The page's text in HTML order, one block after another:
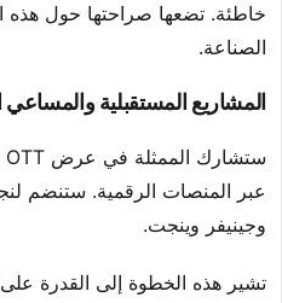
خاطئة. تضعها صراحتها حول هذه
الصناعة.
المشاريع المستقبلية والمساعي
عبر المنصات الرقمية. ستنضم
وجينيفر وينجت.
تشير هذه الخطوة إلى القدرة